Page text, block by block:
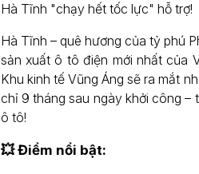
Hà Tĩnh "chạy hết tốc lực" hỗ trợ!
Hà Tĩnh – quê hương của tỷ phú
sản xuất ô tô điện mới nhất của
Khu kinh tế Vũng Áng sẽ ra mắt
chỉ 9 tháng sau ngày khởi công –
ô tô!
💥 Điểm nổi bật: